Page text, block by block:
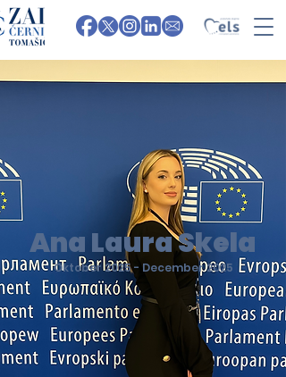
Ana Laura Skela
Oktober 2025 - December 2025